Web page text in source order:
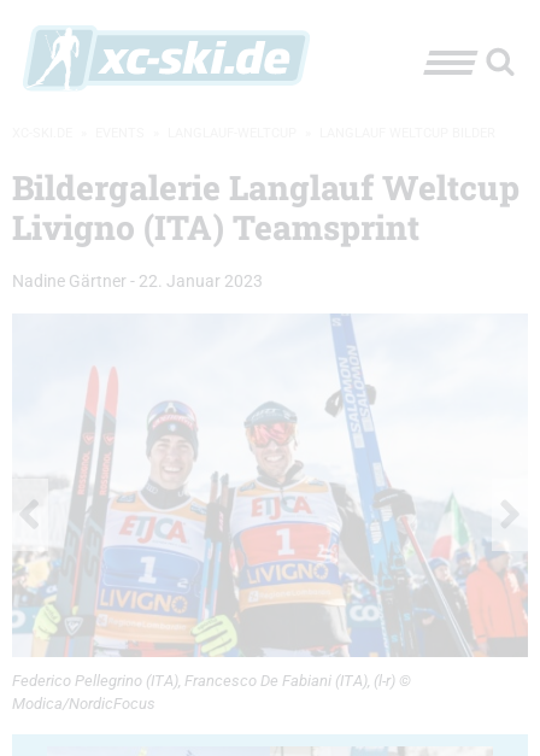
Bildergalerie Langlauf Weltcup
Livigno (ITA) Teamsprint
Nadine Gärtner - 22. Januar 2023
Federico Pellegrino (ITA), Francesco De Fabiani (ITA), (l-r) ©
Modica/NordicFocus